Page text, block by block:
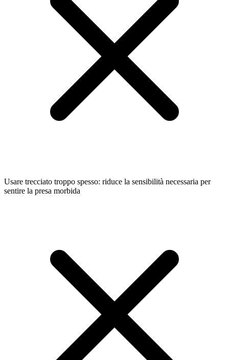
Usare trecciato troppo spesso: riduce la sensibilità necessaria per
sentire la presa morbida